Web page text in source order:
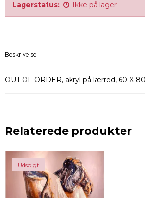
Lagerstatus: Ikke på lager
Beskrivelse
OUT OF ORDER, akryl på lærred, 60 X
Relaterede produkter
Udsolgt